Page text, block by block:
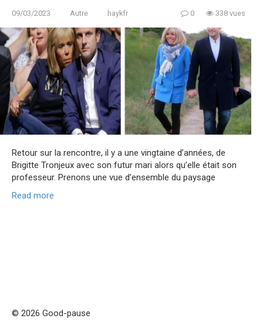
09/03/2023 Autre haykfr 0 338 vues
Retour sur la rencontre, il y a une vingtaine d’années, de
Brigitte Tronjeux avec son futur mari alors qu’elle était son
professeur. Prenons une vue d’ensemble du paysage
Read more
© 2026 Good-pause